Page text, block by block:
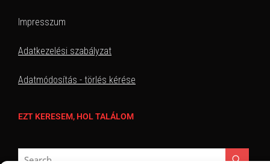
Impresszum
Adatkezelési szabályzat
Adatmódosítás - törlés kérése
EZT KERESEM, HOL TALÁLOM